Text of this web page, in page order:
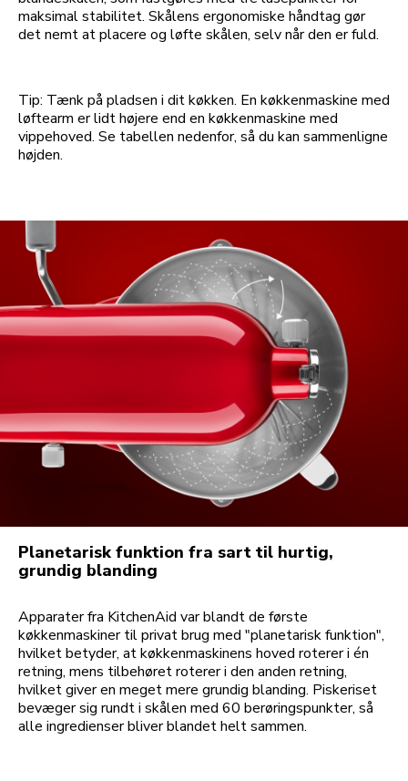
maksimal stabilitet. Skålens ergonomiske håndtag gør
det nemt at placere og løfte skålen, selv når den er fuld.
Tip: Tænk på pladsen i dit køkken. En køkkenmaskine med
løftearm er lidt højere end en køkkenmaskine med
vippehoved. Se tabellen nedenfor, så du kan sammenligne
højden.
Planetarisk funktion fra sart til hurtig,
grundig blanding
Apparater fra KitchenAid var blandt de første
køkkenmaskiner til privat brug med "planetarisk funktion",
hvilket betyder, at køkkenmaskinens hoved roterer i én
retning, mens tilbehøret roterer i den anden retning,
hvilket giver en meget mere grundig blanding. Piskeriset
bevæger sig rundt i skålen med 60 berøringspunkter, så
alle ingredienser bliver blandet helt sammen.